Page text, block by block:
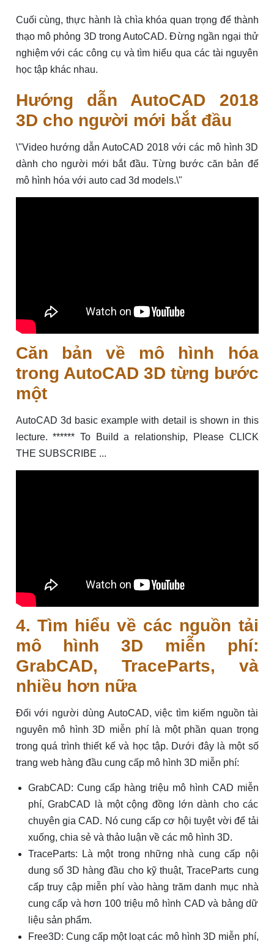
Cuối cùng, thực hành là chìa khóa quan trọng để thành
thạo mô phỏng 3D trong AutoCAD. Đừng ngần ngại thử
nghiệm với các công cụ và tìm hiểu qua các tài nguyên
học tập khác nhau.
Hướng dẫn AutoCAD 2018
3D cho người mới bắt đầu
\"Video hướng dẫn AutoCAD 2018 với các mô hình 3D
dành cho người mới bắt đầu. Từng bước căn bản để
mô hình hóa với auto cad 3d models.\"
Căn bản về mô hình hóa
trong AutoCAD 3D từng bước
một
AutoCAD 3d basic example with detail is shown in this
lecture. ****** To Build a relationship, Please CLICK
THE SUBSCRIBE ...
4. Tìm hiểu về các nguồn tải
mô hình 3D miễn phí:
GrabCAD, TraceParts, và
nhiều hơn nữa
Đối với người dùng AutoCAD, việc tìm kiếm nguồn tài
nguyên mô hình 3D miễn phí là một phần quan trọng
trong quá trình thiết kế và học tập. Dưới đây là một số
trang web hàng đầu cung cấp mô hình 3D miễn phí:
GrabCAD: Cung cấp hàng triệu mô hình CAD miễn
phí, GrabCAD là một cộng đồng lớn dành cho các
chuyên gia CAD. Nó cung cấp cơ hội tuyệt vời để tải
xuống, chia sẻ và thảo luận về các mô hình 3D.
TraceParts: Là một trong những nhà cung cấp nội
dung số 3D hàng đầu cho kỹ thuật, TraceParts cung
cấp truy cập miễn phí vào hàng trăm danh mục nhà
cung cấp và hơn 100 triệu mô hình CAD và bảng dữ
liệu sản phẩm.
Free3D: Cung cấp một loạt các mô hình 3D miễn phí,